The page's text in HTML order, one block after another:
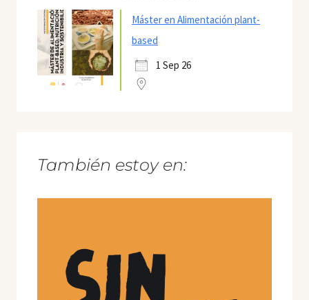
Máster en Alimentación plant-
based
1 Sep 26
También estoy en: